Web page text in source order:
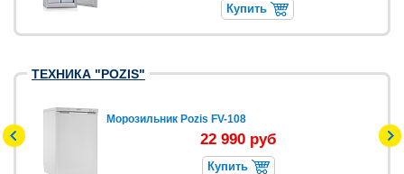
Купить
ТЕХНИКА "POZIS"
Морозильник Pozis FV-108
22 990 руб
Купить